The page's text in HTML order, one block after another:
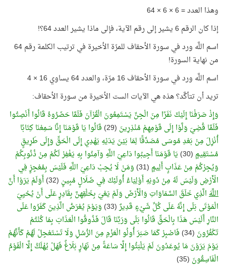
وهذا العدد = 6 × 6 × 64
إذا كان الرقم 6 يشير إلى رقم الآية، فإلى ماذا يشير العدد 64؟!
اسم اللَّه ورد في سورة الأحقاف للمرّة الأخيرة في ترتيب الكلمة رقم 64
من نهاية السورة!
اسم اللَّه ورد في سورة الأحقاف 16 مرّة، والعدد 64 يساوي 16 × 4
تريد أن تتأكَّد؟ هذه هي الآيات الست الأخيرة من سورة الأحقاف:
وَإِذْ صَرَفْنَا إِلَيْكَ نَفَرًا مِنَ الْجِنِّ يَسْتَمِعُونَ الْقُرْآنَ فَلَمَّا حَضَرُوهُ قَالُوا أَنْصِتُوا
فَلَمَّا قُضِيَ وَلَّوْا إِلَى قَوْمِهِمْ مُنْذِرِينَ (29)
قَالُوا يَا قَوْمَنَا إِنَّا سَمِعْنَا كِتَابًا
أُنْزِلَ مِنْ بَعْدِ مُوسَى مُصَدِّقًا لِمَا بَيْنَ يَدَيْهِ يَهْدِي إِلَى الْحَقِّ وَإِلَى طَرِيقٍ
مُسْتَقِيمٍ (30)
يَا قَوْمَنَا أَجِيبُوا دَاعِيَ اللَّهِ وَآمِنُوا بِهِ يَغْفِرْ لَكُمْ مِنْ ذُنُوبِكُمْ
وَيُجِرْكُمْ مِنْ عَذَابٍ أَلِيمٍ (31)
وَمَنْ لَا يُجِبْ دَاعِيَ اللَّهِ فَلَيْسَ بِمُعْجِزٍ فِي
الْأَرْضِ وَلَيْسَ لَهُ مِنْ دُونِهِ أَوْلِيَاءُ أُولَئِكَ فِي ضَلَالٍ مُبِينٍ (32)
أَوَلَمْ يَرَوْا أَنَّ
اللَّهَ الَّذِي خَلَقَ السَّمَاوَاتِ وَالْأَرْضَ وَلَمْ يَعْيَ بِخَلْقِهِنَّ بِقَادِرٍ عَلَى أَنْ يُحْيِيَ
الْمَوْتَى بَلَى إِنَّهُ عَلَى كُلِّ شَيْءٍ قَدِيرٌ(33)
وَيَوْمَ يُعْرَضُ الَّذِينَ كَفَرُوا عَلَى
النَّارِ أَلَيْسَ هَذَا بِالْحَقِّ قَالُوا بَلَى وَرَبِّنَا قَالَ فَذُوقُوا الْعَذَابَ بِمَا كُنْتُمْ
تَكْفُرُونَ (34)
فَاصْبِرْ كَمَا صَبَرَ أُولُو الْعَزْمِ مِنَ الرُّسُلِ وَلَا تَسْتَعْجِلْ لَهُمْ كَأَنَّهُمْ
يَوْمَ يَرَوْنَ مَا يُوعَدُونَ لَمْ يَلْبَثُوا إِلَّا سَاعَةً مِنْ نَهَارٍ بَلَاغٌ فَهَلْ يُهْلَكُ إِلَّا الْقَوْمُ
الْفَاسِقُونَ (35)